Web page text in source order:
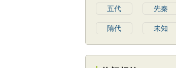
五代 先秦
隋代 未知